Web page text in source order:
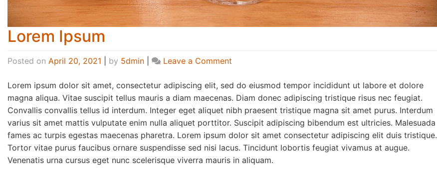
Lorem Ipsum
Posted on April 20, 2021 by 5dmin Leave a Comment
Lorem ipsum dolor sit amet, consectetur adipiscing elit, sed do eiusmod tempor incididunt ut labore et dolore
magna aliqua. Vitae suscipit tellus mauris a diam maecenas. Diam donec adipiscing tristique risus nec feugiat.
Convallis convallis tellus id interdum. Integer eget aliquet nibh praesent tristique magna sit amet purus. Interdum
varius sit amet mattis vulputate enim nulla aliquet porttitor. Suscipit adipiscing bibendum est ultricies. Malesuada
fames ac turpis egestas maecenas pharetra. Lorem ipsum dolor sit amet consectetur adipiscing elit duis tristique.
Tortor vitae purus faucibus ornare suspendisse sed nisi lacus. Tincidunt lobortis feugiat vivamus at augue.
Venenatis urna cursus eget nunc scelerisque viverra mauris in aliquam.